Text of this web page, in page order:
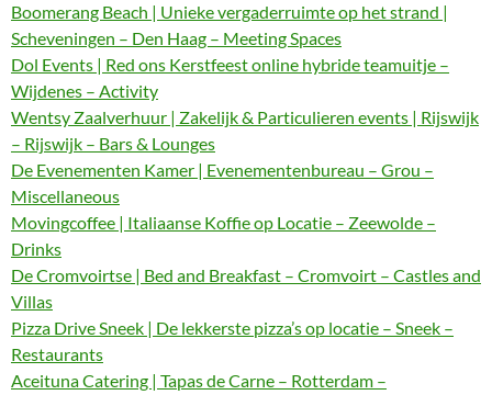
Boomerang Beach | Unieke vergaderruimte op het strand |
Scheveningen – Den Haag – Meeting Spaces
Dol Events | Red ons Kerstfeest online hybride teamuitje –
Wijdenes – Activity
Wentsy Zaalverhuur | Zakelijk & Particulieren events | Rijswijk
– Rijswijk – Bars & Lounges
De Evenementen Kamer | Evenementenbureau – Grou –
Miscellaneous
Movingcoffee | Italiaanse Koffie op Locatie – Zeewolde –
Drinks
De Cromvoirtse | Bed and Breakfast – Cromvoirt – Castles and
Villas
Pizza Drive Sneek | De lekkerste pizza’s op locatie – Sneek –
Restaurants
Aceituna Catering | Tapas de Carne – Rotterdam –